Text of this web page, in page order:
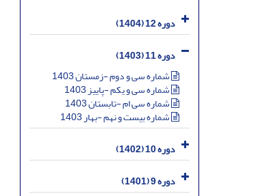
دوره 12 (1404)
دوره 11 (1403)
شماره سی و دوم -زمستان 1403
شماره سی و یکم -پاییز 1403
شماره سی ام -تابستان 1403
شماره بیست و نهم -بهار 1403
دوره 10 (1402)
دوره 9 (1401)